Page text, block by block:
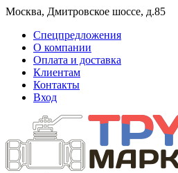
Москва, Дмитровское шоссе, д.85
Спецпредложения
О компании
Оплата и доставка
Клиентам
Контакты
Вход